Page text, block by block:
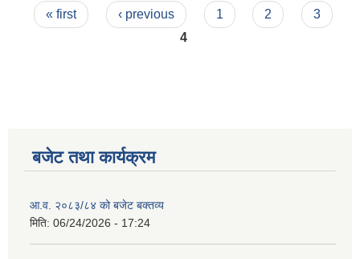
कार्यक्रमको आवेदन फारम
Pages
« first ‹ previous 1 2
3
4
बजेट तथा कार्यक्रम
आ.व. २०८३/८४ को बजेट बक्तव्य
मिति: 06/24/2026 - 17:24